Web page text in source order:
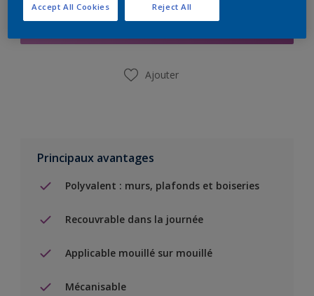
Ajouter
Principaux avantages
Polyvalent : murs, plafonds et boiseries
Recouvrable dans la journée
Applicable mouillé sur mouillé
Mécanisable
Reject All
Accept All Cookies